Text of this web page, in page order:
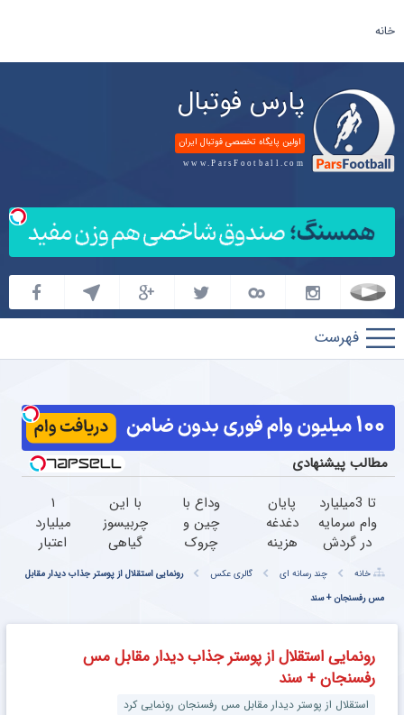
خانه
پارس فوتبال
اولین پایگاه تخصصی فوتبال ایران
www.ParsFootball.com
پارس
فوتبال
مطالب پیشنهادی
تا 3میلیارد
وام سرمایه
در گردش
=>
فروشگاهت
رو ثبت
پایان
دغدغه
هزینه
دندان
با پک
کننده
خانگی
وداع با
چین و
چروک
سطحی
پوست...
با این
چربیسوز
گیاهی
اضافه
نباش
جهت
با
۱
میلیارد
اعتبار
طلا |
ضامن
خانه چند رسانه ای گالری عکس
رونمایی استقلال از پوستر جذاب دیدار مقابل
مس رفسنجان + سند
رونمایی استقلال از پوستر جذاب دیدار مقابل مس
رفسنجان + سند
استقلال از پوستر دیدار مقابل مس رفسنجان رونمایی کرد